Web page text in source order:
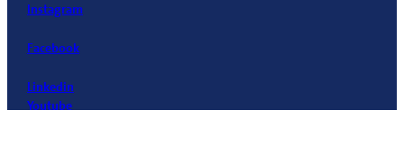
Instagram
Facebook
Linkedin
Youtube